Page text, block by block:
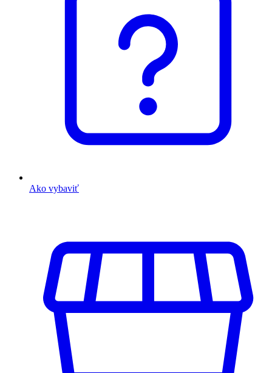
Ako vybaviť